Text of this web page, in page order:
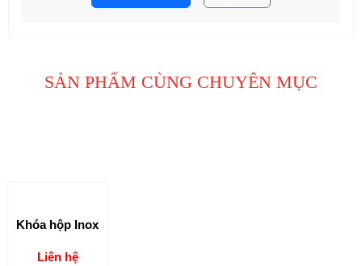
SẢN PHẨM CÙNG CHUYÊN MỤC
Khóa hộp Inox
Liên hệ